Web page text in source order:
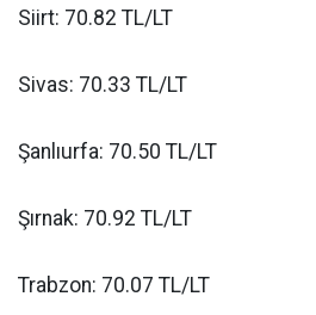
Siirt: 70.82 TL/LT
Sivas: 70.33 TL/LT
Şanlıurfa: 70.50 TL/LT
Şırnak: 70.92 TL/LT
Trabzon: 70.07 TL/LT